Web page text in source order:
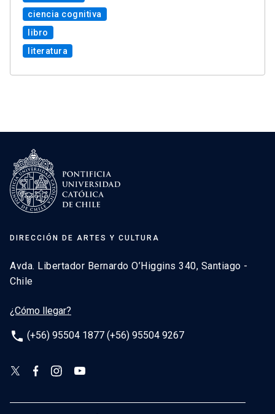
ciencia cognitiva
libro
literatura
DIRECCIÓN DE ARTES Y CULTURA
Avda. Libertador Bernardo O’Higgins 340, Santiago -
Chile
¿Cómo llegar?
phone (+56) 95504 1877 (+56) 95504 9267